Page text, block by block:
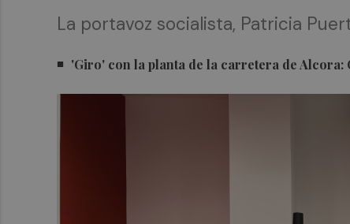
La portavoz socialista, Patricia
'Giro' con la planta de la carretera de